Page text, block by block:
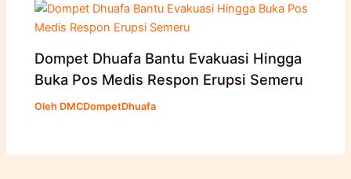
Dompet Dhuafa Bantu Evakuasi Hingga
Buka Pos Medis Respon Erupsi Semeru
Oleh DMCDompetDhuafa